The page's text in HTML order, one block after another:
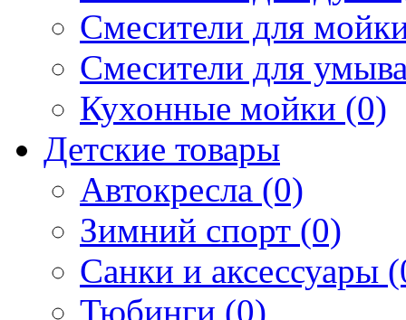
Смесители для
Смесители для
Кухонные мойки (0)
Детские товары
Автокресла (0)
Зимний спорт (0)
Санки и аксессуары
Тюбинги (0)